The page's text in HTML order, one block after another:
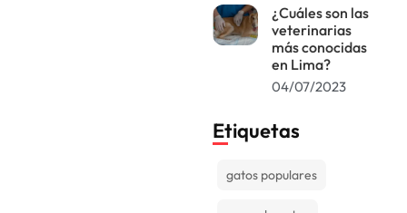
¿Cuáles son las
veterinarias
más conocidas
en Lima?
04/07/2023
Etiquetas
gatos populares